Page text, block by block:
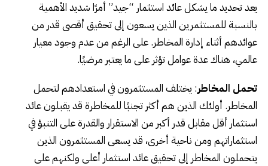
يعد تحديد ما يشكل عائد استثمار “جيد” أمرًا شديد الأهمية
بالنسبة للمستثمرين الذين يسعون إلى تحقيق أقصى قدر من
عوائدهم أثناء إدارة المخاطر. على الرغم من عدم وجود معيار
عالمي، هناك عدة عوامل تؤثر على ما يعتبر مرضيًا.
تحمل المخاطر: يختلف المستثمرون في استعدادهم لتحمل
المخاطر. أولئك الذين هم أكثر تجنبًا للمخاطرة قد يقبلون عائد
استثمار أقل مقابل قدر أكبر من الاستقرار والقدرة على التنبؤ في
استثماراتهم ومن ناحية أخرى، قد يسعى المستثمرون الذين
يتحملون المخاطر إلى تحقيق عائد استثمار أعلى ولكنهم على